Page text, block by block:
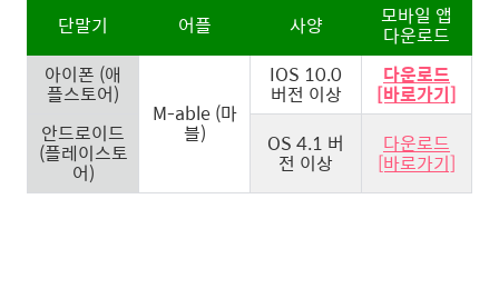
단말기 어플 사양 모바일 앱
다운로드
아이폰 (애
플스토어)
M-able (마
블)
IOS 10.0
버전 이상
다운로드
[바로가기]
안드로이드
(플레이스토
어)
OS 4.1 버
전 이상
다운로드
[바로가기]